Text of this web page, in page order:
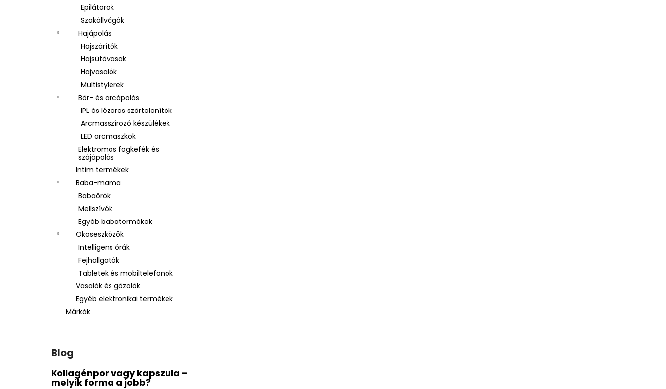
Epilátorok
Szakállvágók
Hajápolás
Hajszárítók
Hajsütővasak
Hajvasalók
Multistylerek
Bőr- és arcápolás
IPL és lézeres szőrtelenítők
Arcmasszírozó készülékek
LED arcmaszkok
Elektromos fogkefék és
szájápolás
Intim termékek
Baba-mama
Babaőrök
Mellszívók
Egyéb babatermékek
Okoseszközök
Intelligens órák
Fejhallgatók
Tabletek és mobiltelefonok
Vasalók és gőzölők
Egyéb elektronikai termékek
Márkák
Blog
Kollagénpor vagy kapszula –
melyik forma a jobb?